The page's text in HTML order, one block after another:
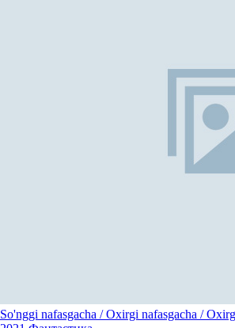
So'nggi nafasgacha / Oxirgi nafasgacha /